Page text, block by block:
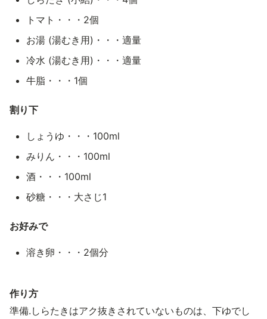
トマト・・・2個
お湯 (湯むき用)・・・適量
冷水 (湯むき用)・・・適量
牛脂・・・1個
割り下
しょうゆ・・・100ml
みりん・・・100ml
酒・・・100ml
砂糖・・・大さじ1
お好みで
溶き卵・・・2個分
作り方
準備.しらたきはアク抜きされていないものは、下ゆでし